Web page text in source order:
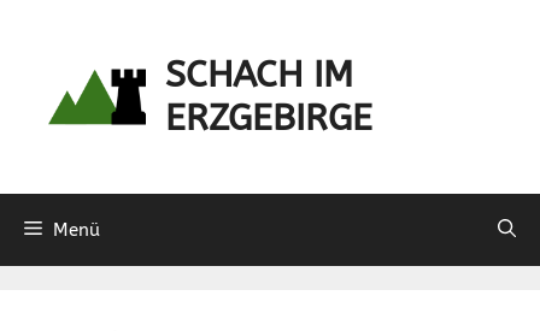
SCHACH IM
ERZGEBIRGE
Menü